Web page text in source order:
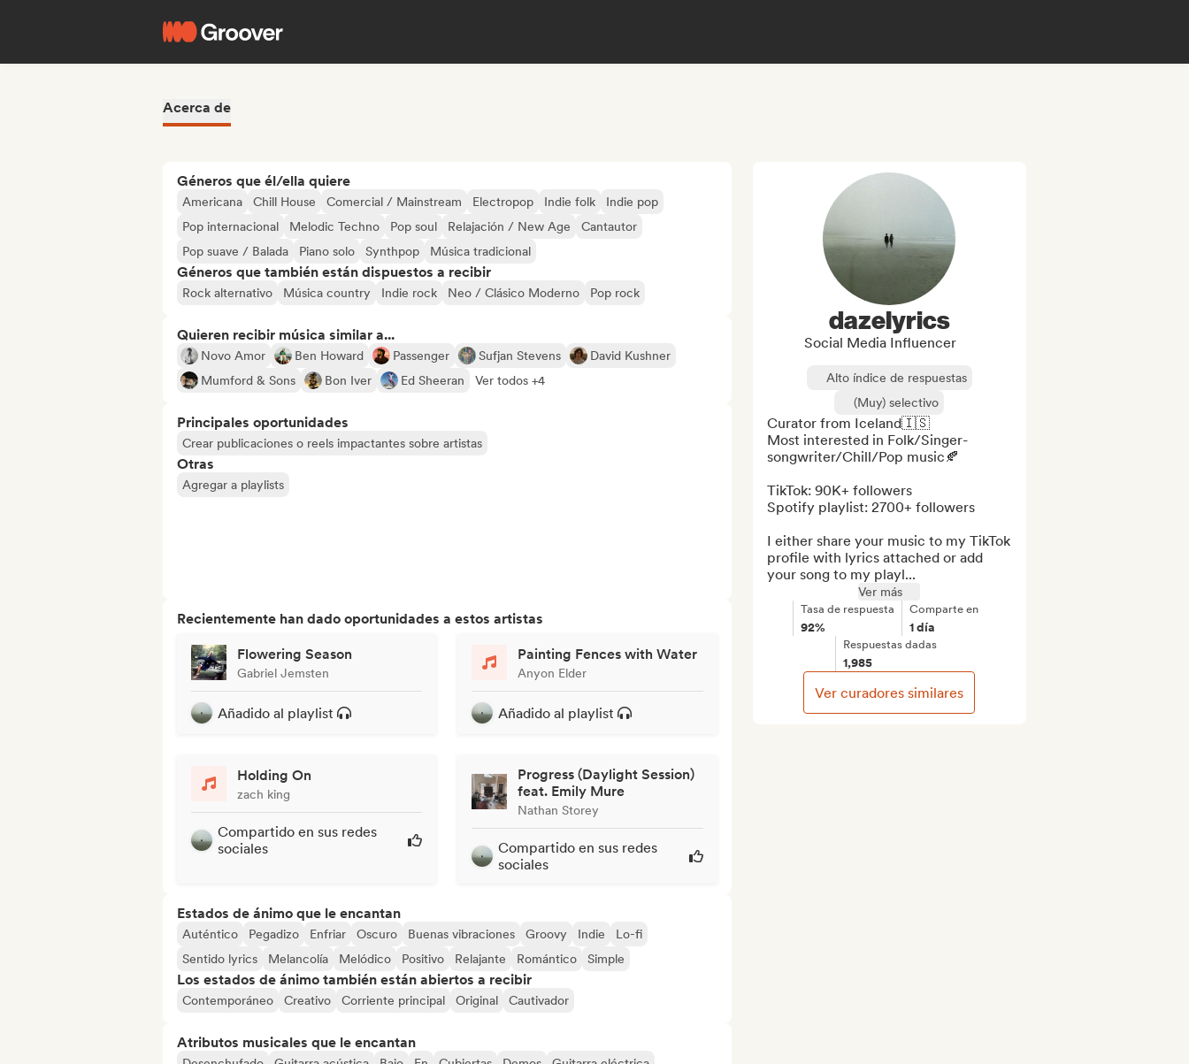
Acerca de
Géneros que él/ella quiere
Americana Chill House Comercial / Mainstream Electropop Indie folk
Indie pop
Pop internacional
Melodic Techno Pop soul Relajación / New Age
Cantautor
Pop suave / Balada
Piano solo Synthpop Música tradicional
Géneros que también están dispuestos a recibir
Rock alternativo Música country Indie rock Neo / Clásico Moderno Pop rock
Quieren recibir música similar a...
Novo Amor Ben Howard Passenger Sufjan Stevens
David Kushner
Mumford & Sons
Bon Iver Ed Sheeran Ver todos +4
Principales oportunidades
Crear publicaciones o reels impactantes sobre artistas
Otras
Agregar a playlists
Recientemente han dado oportunidades a estos artistas
Flowering Season
Gabriel Jemsten
Añadido al playlist
Painting Fences with Water
Anyon Elder
Añadido al playlist
Holding On
zach king
Compartido en sus redes
sociales
Progress (Daylight Session)
feat. Emily Mure
Nathan Storey
Compartido en sus redes
sociales
Estados de ánimo que le encantan
Auténtico Pegadizo Enfriar Oscuro Buenas vibraciones Groovy Indie
Lo-fi
Sentido lyrics
Melancolía Melódico Positivo Relajante Romántico Simple
Los estados de ánimo también están abiertos a recibir
Contemporáneo Creativo Corriente principal Original Cautivador
Atributos musicales que le encantan
dazelyrics
Social Media Influencer
Alto índice de respuestas
(Muy) selectivo
Curator from Iceland🇮🇸
Most interested in Folk/Singer-
songwriter/Chill/Pop music🍂
TikTok: 90K+ followers
Spotify playlist: 2700+ followers
I either share your music to my TikTok
profile with lyrics attached or add
your song to my playl...
Ver más
Tasa de respuesta
92%
Comparte en
1 día
Respuestas dadas
1,985
Ver curadores similares